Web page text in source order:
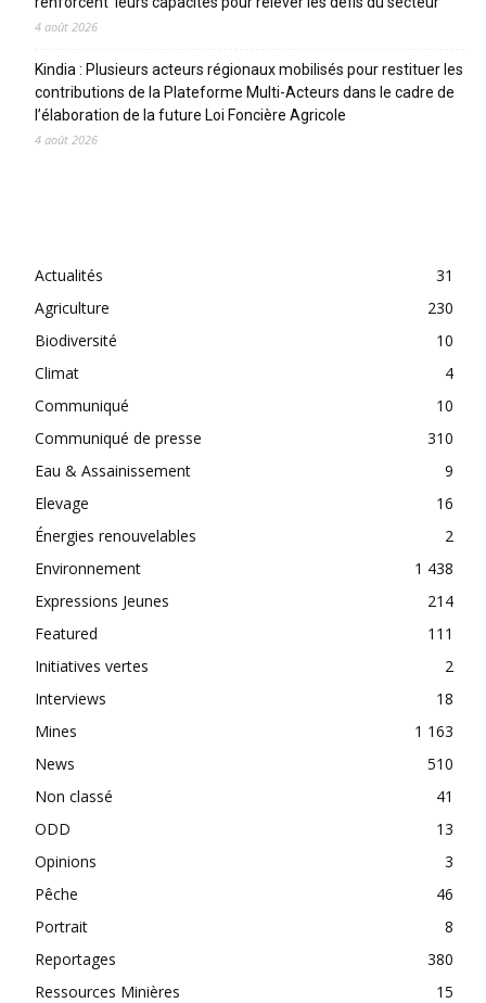
4 août 2026
Kindia : Plusieurs acteurs régionaux mobilisés pour restituer les
contributions de la Plateforme Multi-Acteurs dans le cadre de
l’élaboration de la future Loi Foncière Agricole
4 août 2026
Actualités
31
Agriculture
230
Biodiversité
10
Climat
4
Communiqué
10
Communiqué de presse
310
Eau & Assainissement
9
Elevage
16
Énergies renouvelables
2
Environnement
1 438
Expressions Jeunes
214
Featured
111
Initiatives vertes
2
Interviews
18
Mines
1 163
News
510
Non classé
41
ODD
13
Opinions
3
Pêche
46
Portrait
8
Reportages
380
Ressources Minières
15